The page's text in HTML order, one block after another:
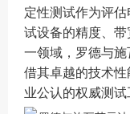
定性测试作为评
试设备的精度、
一领域，罗德与施
借其卓越的技术
业公认的权威测试